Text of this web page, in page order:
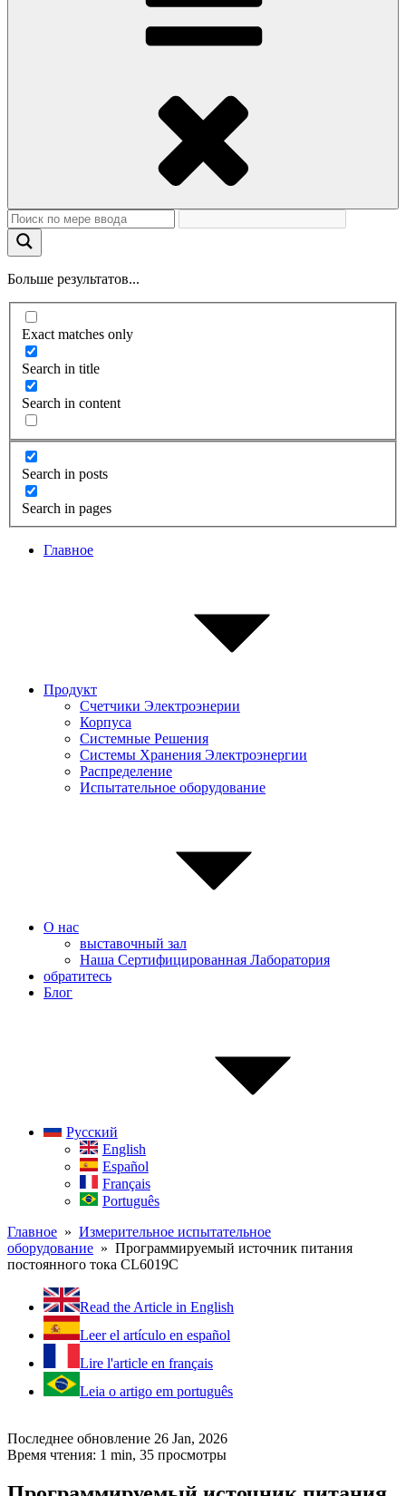
Больше результатов...
Exact matches only
Search in title
Search in content
Search in posts
Search in pages
Главное
Продукт
Счетчики Электроэнерии
Корпуса
Системные Pешения
Системы Хранения Электроэнергии
Распределение
Испытательное оборудование
О нас
выставочный зал
Наша Сертифицированная Лаборатория
обратитесь
Блог
Русский
English
Español
Français
Português
Главное » Измерительное испытательное
оборудование » Программируемый источник питания
постоянного тока CL6019C
Read the Article in English
Leer el artículo en español
Lire l'article en français
Leia o artigo em português
Последнее обновление 26 Jan, 2026
Время чтения: 1 min, 35 просмотры